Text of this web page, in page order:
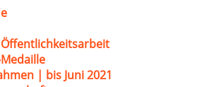
| bis Juni 2021